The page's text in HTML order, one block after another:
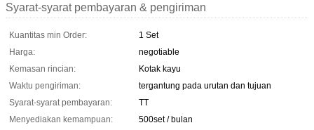
Syarat-syarat pembayaran & pengiriman
Kuantitas min Order:
1 Set
Harga:
negotiable
Kemasan rincian:
Kotak kayu
Waktu pengiriman:
tergantung pada urutan dan tujuan
Syarat-syarat pembayaran:
TT
Menyediakan kemampuan:
500set / bulan